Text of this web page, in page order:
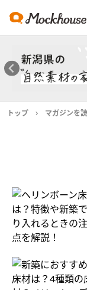
トップ マガジンを